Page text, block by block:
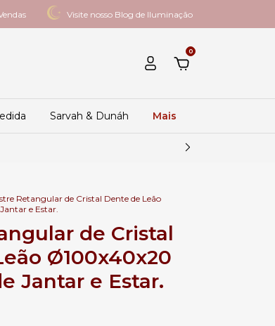
Visite nosso Blog de Iluminação
0
Sarvah & Dunáh Mais
Retangular de Cristal Dente de Leão
e Estar.
de Cristal
Ø100x40x20
Jantar e Estar.